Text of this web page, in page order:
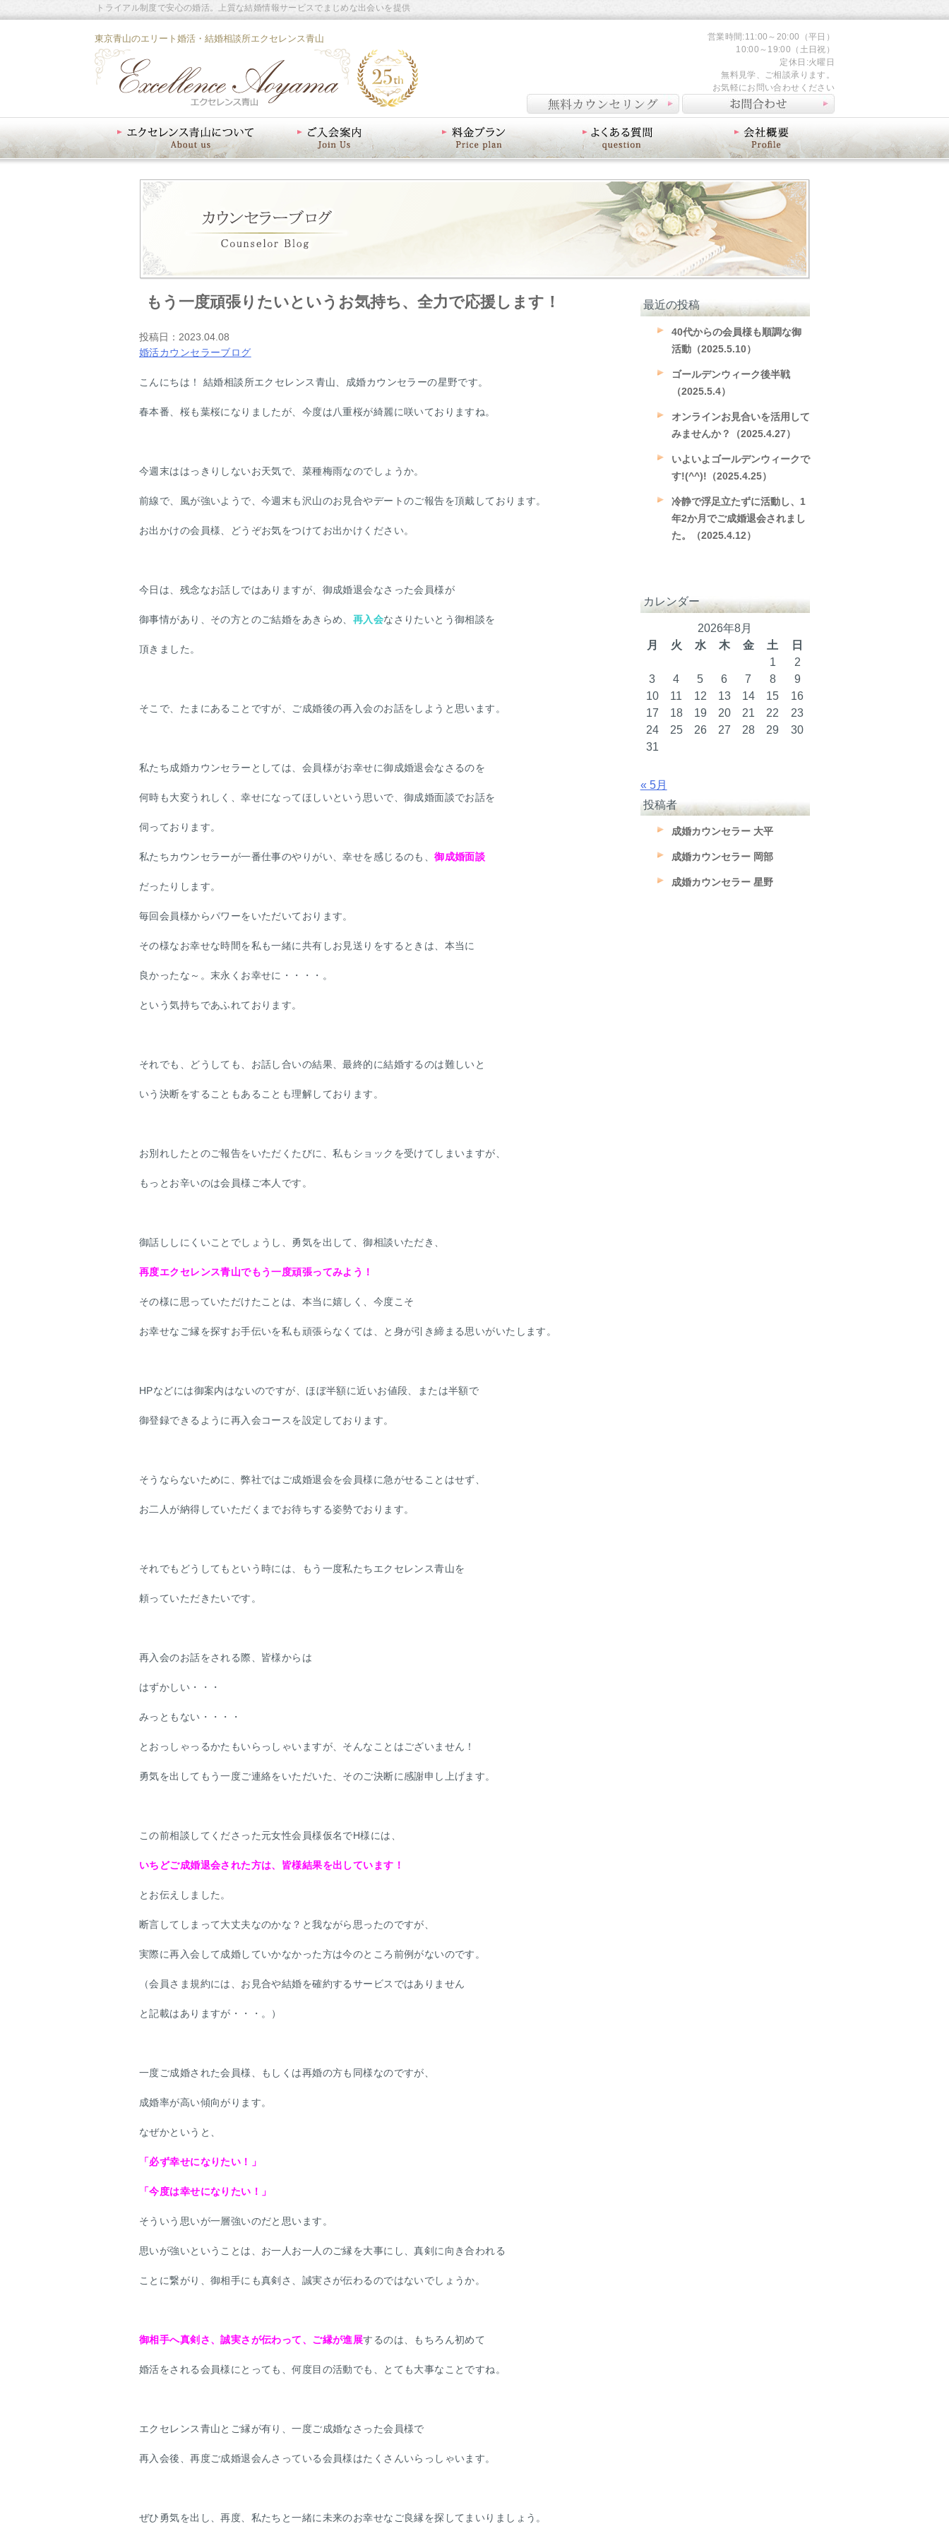
東京青山のエリート婚活・結婚相談所エクセレンス青山
トライアル制度で安心の婚活。上質な結婚情報サービスでまじめな出会いを提供
営業時間:11:00～20:00（平日）
10:00～19:00（土日祝）
定休日:火曜日
無料見学、ご相談承ります。
お気軽にお問い合わせください
もう一度頑張りたいというお気持ち、全力で応援します！
投稿日： 2023.04.08
婚活カウンセラーブログ
こんにちは！ 結婚相談所エクセレンス青山、成婚カウンセラーの星野です。
春本番、桜も葉桜になりましたが、今度は八重桜が綺麗に咲いておりますね。
今週末ははっきりしないお天気で、菜種梅雨なのでしょうか。
前線で、風が強いようで、今週末も沢山のお見合やデートのご報告を頂戴しております。
お出かけの会員様、どうぞお気をつけてお出かけください。
今日は、残念なお話しではありますが、御成婚退会なさった会員様が
御事情があり、その方とのご結婚をあきらめ、 再入会なさりたいとう御相談を
頂きました。
そこで、たまにあることですが、ご成婚後の再入会のお話をしようと思います。
私たち成婚カウンセラーとしては、会員様がお幸せに御成婚退会なさるのを
何時も大変うれしく、幸せになってほしいという思いで、御成婚面談でお話を
伺っております。
私たちカウンセラーが一番仕事のやりがい、幸せを感じるのも、御成婚面談
だったりします。
毎回会員様からパワーをいただいております。
その様なお幸せな時間を私も一緒に共有しお見送りをするときは、本当に
良かったな～。末永くお幸せに・・・・。
という気持ちであふれております。
それでも、どうしても、お話し合いの結果、最終的に結婚するのは難しいと
いう決断をすることもあることも理解しております。
お別れしたとのご報告をいただくたびに、私もショックを受けてしまいますが、
もっとお辛いのは会員様ご本人です。
御話ししにくいことでしょうし、勇気を出して、御相談いただき、
再度エクセレンス青山でもう一度頑張ってみよう！
その様に思っていただけたことは、本当に嬉しく、今度こそ
お幸せなご縁を探すお手伝いを私も頑張らなくては、と身が引き締まる思いがいたします。
HPなどには御案内はないのですが、ほぼ半額に近いお値段、または半額で
御登録できるように再入会コースを設定しております。
そうならないために、弊社ではご成婚退会を会員様に急がせることはせず、
お二人が納得していただくまでお待ちする姿勢でおります。
それでもどうしてもという時には、もう一度私たちエクセレンス青山を
頼っていただきたいです。
再入会のお話をされる際、皆様からは
はずかしい・・・
みっともない・・・・
とおっしゃっるかたもいらっしゃいますが、そんなことはございません！
勇気を出してもう一度ご連絡をいただいた、そのご決断に感謝申し上げます。
この前相談してくださった元女性会員様仮名でH様には、
いちどご成婚退会された方は、皆様結果を出しています！
とお伝えしました。
断言してしまって大丈夫なのかな？と我ながら思ったのですが、
実際に再入会して成婚していかなかった方は今のところ前例がないのです。
（会員さま規約には、お見合や結婚を確約するサービスではありません
と記載はありますが・・・。）
一度ご成婚された会員様、もしくは再婚の方も同様なのですが、
成婚率が高い傾向がります。
なぜかというと、
「必ず幸せになりたい！」
「今度は幸せになりたい！」
そういう思いが一層強いのだと思います。
思いが強いということは、お一人お一人のご縁を大事にし、真剣に向き合われる
ことに繋がり、御相手にも真剣さ、誠実さが伝わるのではないでしょうか。
御相手へ真剣さ、誠実さが伝わって、ご縁が進展するのは、もちろん初めて
婚活をされる会員様にとっても、何度目の活動でも、とても大事なことですね。
エクセレンス青山とご縁が有り、一度ご成婚なさった会員様で
再入会後、再度ご成婚退会んさっている会員様はたくさんいらっしゃいます。
ぜひ勇気を出し、再度、私たちと一緒に未来のお幸せなご良縁を探してまいりましょう。
最近の投稿
40代からの会員様も順調な御
活動（2025.5.10）
ゴールデンウィーク後半戦
（2025.5.4）
オンラインお見合いを活用して
みませんか？（2025.4.27）
いよいよゴールデンウィークで
す!(^^)!（2025.4.25）
冷静で浮足立たずに活動し、1
年2か月でご成婚退会されまし
た。（2025.4.12）
カレンダー
2026年8月
月
火 水 木 金 土
日
1
2
3
4 5 6 7 8
9
10
11 12 13 14 15
16
17
18 19 20 21 22
23
24
25 26 27 28 29
30
31
« 5月
投稿者
成婚カウンセラー 大平
成婚カウンセラー 岡部
成婚カウンセラー 星野